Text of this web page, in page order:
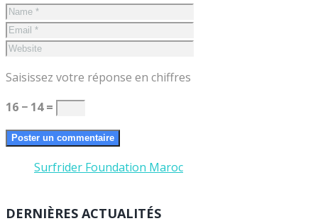
Saisissez votre réponse en chiffres
16 − 14 =
Surfrider Foundation Maroc
DERNIÈRES ACTUALITÉS